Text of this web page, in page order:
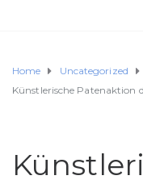
Home
Uncategorized
Künstlerische Patenaktion